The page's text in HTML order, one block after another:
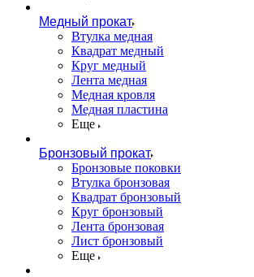
Медный прокат
Втулка медная
Квадрат медный
Круг медный
Лента медная
Медная кровля
Медная пластина
Еще
Бронзовый прокат
Бронзовые поковки
Втулка бронзовая
Квадрат бронзовый
Круг бронзовый
Лента бронзовая
Лист бронзовый
Еще